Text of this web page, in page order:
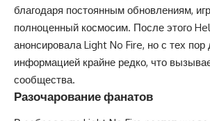
благодаря постоянным обновлениям,
полноценный космосим. После этого
анонсировала Light No Fire, но с тех пор
информацией крайне редко, что
сообщества.
Разочарование фанатов